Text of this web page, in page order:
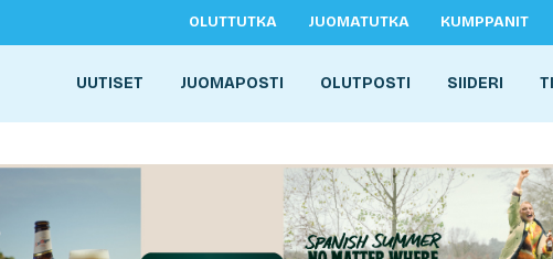
OLUTTUTKA JUOMATUTKA KUMPPANIT
UUTISET JUOMAPOSTI OLUTPOSTI SIIDERI